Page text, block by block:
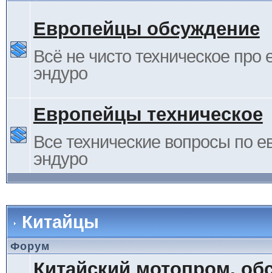
Европейцы обсуждение
Всё не чисто техническое про
эндуро
Европейцы техническое
Все технические вопросы по
эндуро
Китайцы
Форум